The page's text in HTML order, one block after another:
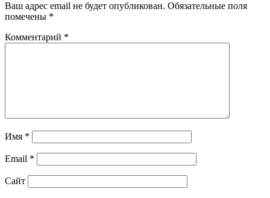
Ваш адрес email не будет опубликован. Обязательные поля
помечены *
Комментарий *
Имя *
Email *
Сайт